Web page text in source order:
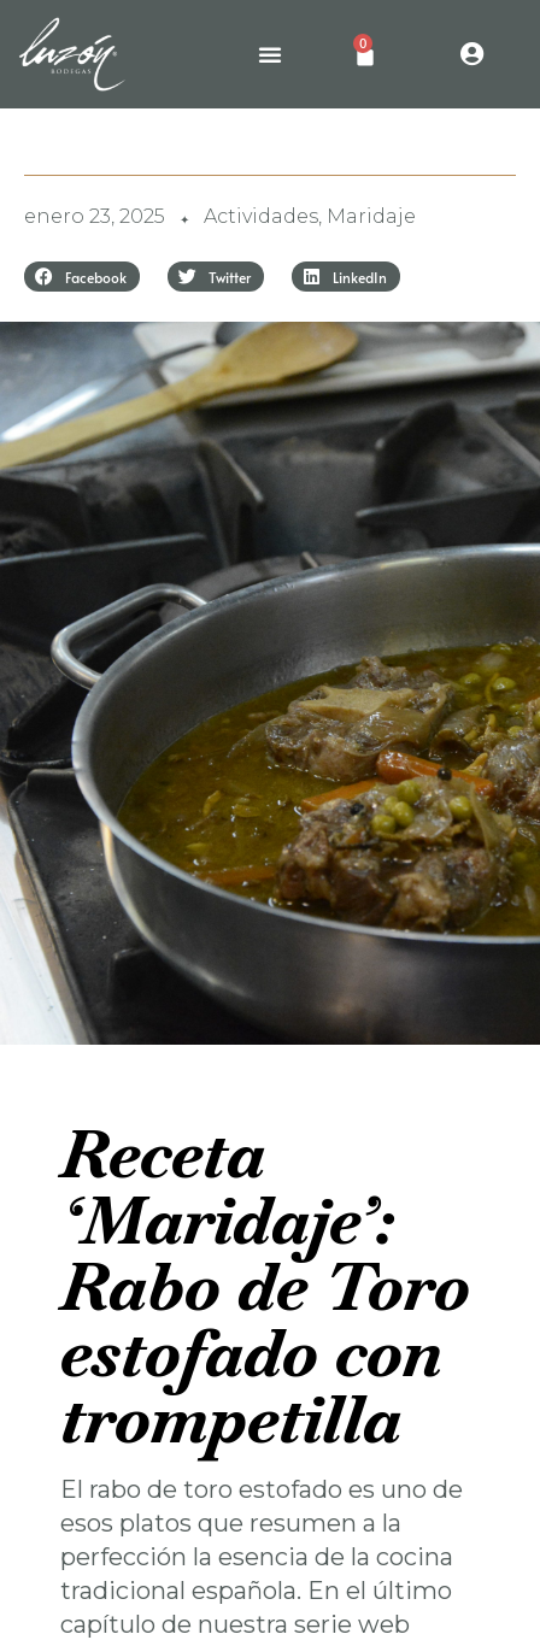
0
enero 23, 2025 ✦ Actividades, Maridaje
Facebook Twitter LinkedIn
Receta
‘Maridaje’:
Rabo de Toro
estofado con
trompetilla
El rabo de toro estofado es uno de
esos platos que resumen a la
perfección la esencia de la cocina
tradicional española. En el último
capítulo de nuestra serie web